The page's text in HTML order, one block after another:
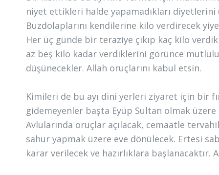
niyet ettikleri halde yapamadıkları
Buzdolaplarını kendilerine kilo verdirecek
Her üç günde bir teraziye çıkıp kaç kilo
az beş kilo kadar verdiklerini görünce
düşünecekler. Allah oruçlarını kabul etsin.
Kimileri de bu ayı dini yerleri ziyaret için bir
gidemeyenler başta Eyüp Sultan olmak
Avlularında oruçlar açılacak, cemaatle
sahur yapmak üzere eve dönülecek. Ertesi
karar verilecek ve hazırlıklara başlanacaktır.